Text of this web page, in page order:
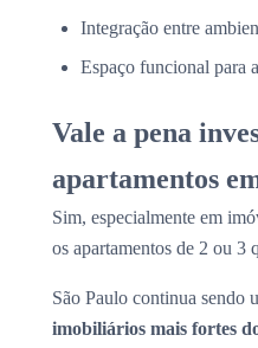
Integração entre
Espaço funcional para
Vale a pena
apartamentos
Sim, especialmente em
os apartamentos de 2 ou 3
São Paulo continua sendo
imobiliários mais fortes